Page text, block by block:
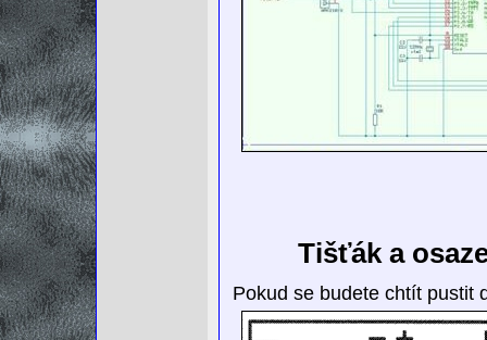
Tišťák a
Pokud se budete chtít pustit